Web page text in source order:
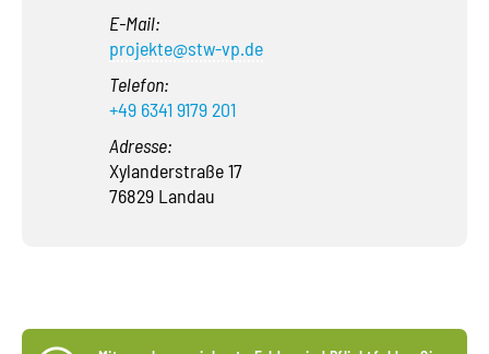
E-Mail:
projekte@stw-vp.de
Telefon:
+49 6341 9179 201
Adresse:
Xylanderstraße 17
76829 Landau